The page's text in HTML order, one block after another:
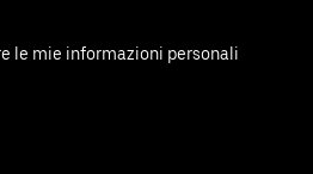
le mie informazioni personali